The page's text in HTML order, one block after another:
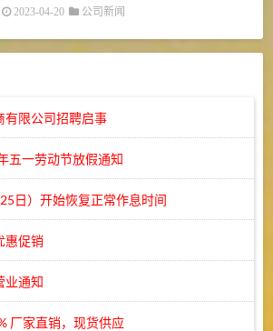
2023-04-20 公司新闻
有限公司招聘启事
五一劳动节放假通知
日）开始恢复正常作息时间
惠促销
业通知
厂家直销，现货供应